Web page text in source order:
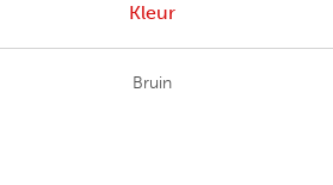
Kleur
Bruin